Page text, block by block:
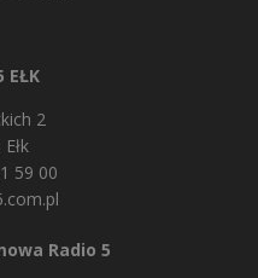
EŁK
2
59 00
Radio 5